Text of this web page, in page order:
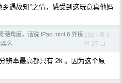
遇故知”之情，感受到这玩意真他妈
葩角度，话说 iPad mini 6 外接
么
2021 年 9
月 27 日
辨率最高都只有 2k 。因为这个原